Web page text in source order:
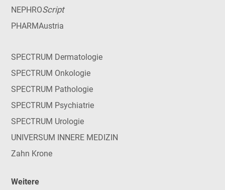
NEPHROScript
PHARMAustria
SPECTRUM Dermatologie
SPECTRUM Onkologie
SPECTRUM Pathologie
SPECTRUM Psychiatrie
SPECTRUM Urologie
UNIVERSUM INNERE MEDIZIN
Zahn Krone
Weitere